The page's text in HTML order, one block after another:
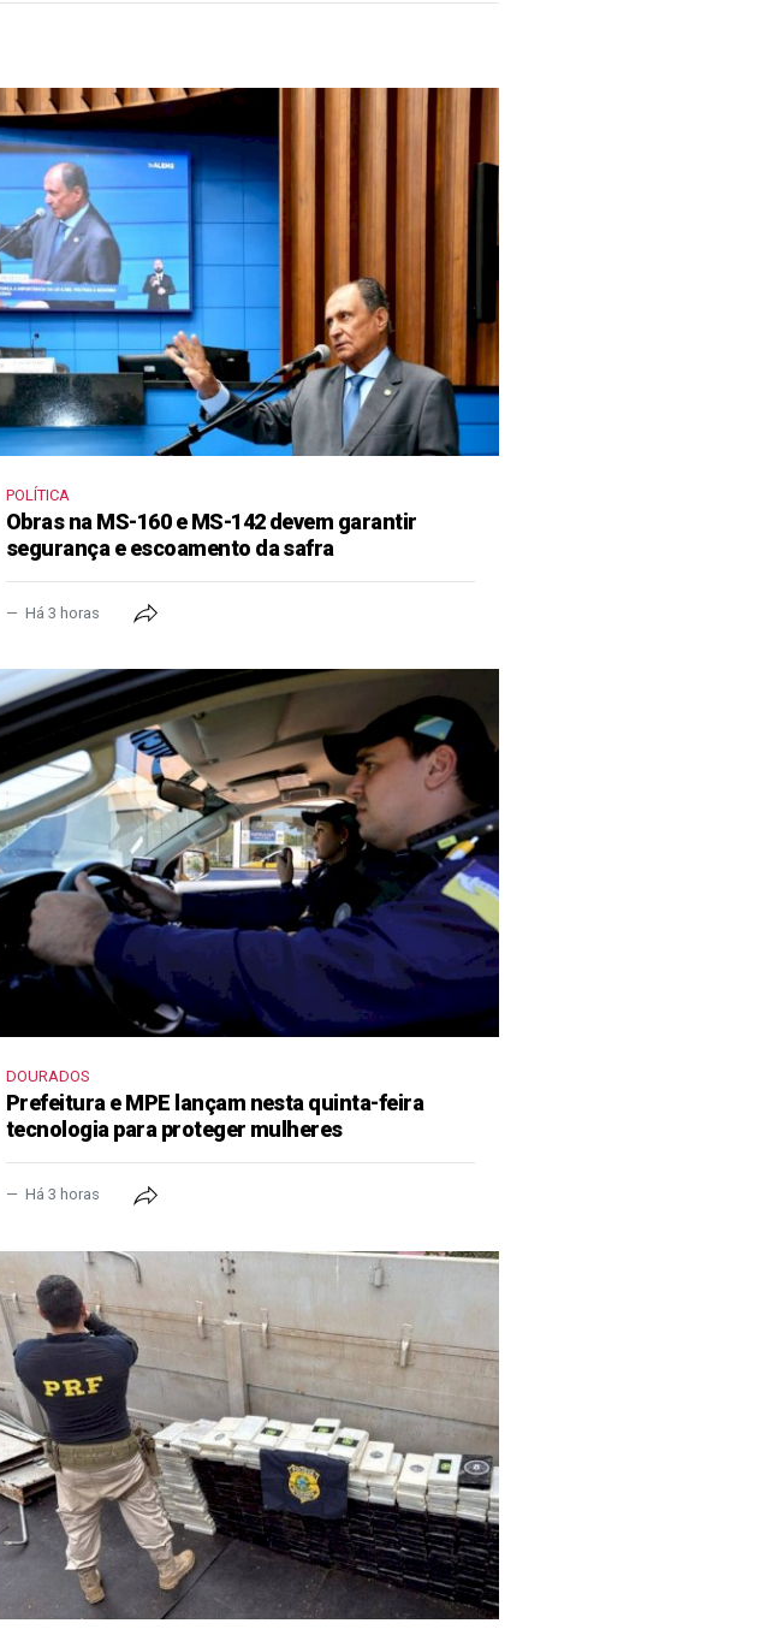
POLÍTICA
Obras na MS-160 e MS-142 devem garantir
segurança e escoamento da safra
Há 3 horas
DOURADOS
Prefeitura e MPE lançam nesta quinta-feira
tecnologia para proteger mulheres
Há 3 horas